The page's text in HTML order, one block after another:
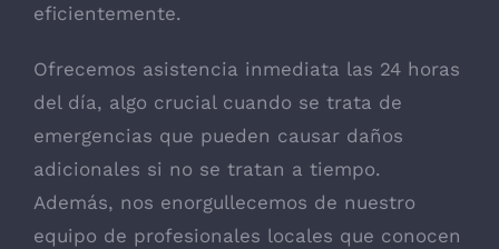
eficientemente.
Ofrecemos asistencia inmediata las 24 horas
del día, algo crucial cuando se trata de
emergencias que pueden causar daños
adicionales si no se tratan a tiempo.
Además, nos enorgullecemos de nuestro
equipo de profesionales locales que conocen